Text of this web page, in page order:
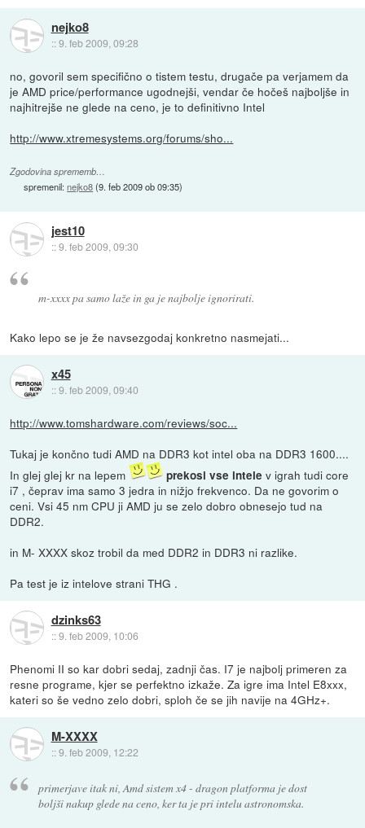
nejko8
::9. feb 2009, 09:28
no, govoril sem specifično o tistem testu, drugače pa verjamem da
je AMD price/performance ugodnejši, vendar če hočeš najboljše in
najhitrejše ne glede na ceno, je to definitivno Intel
http://www.xtremesystems.org/forums/sho...
Zgodovina sprememb…
spremenil:nejko8(9. feb 2009 ob 09:35)
jest10
::9. feb 2009, 09:30
m-xxxx pa samo laže in ga je najbolje ignorirati.
Kako lepo se je že navsezgodaj konkretno nasmejati...
x45
::9. feb 2009, 09:40
http://www.tomshardware.com/reviews/soc...
Tukaj je končno tudi AMD na DDR3 kot intel oba na DDR3 1600....
In glej glej kr na lepem
prekosi vse intelev igrah tudi core
i7 , čeprav ima samo 3 jedra in nižjo frekvenco. Da ne govorim o
ceni. Vsi 45 nm CPU ji AMD ju se zelo dobro obnesejo tud na
DDR2.
in M- XXXX skoz trobil da med DDR2 in DDR3 ni razlike.
Pa test je iz intelove strani THG .
dzinks63
::9. feb 2009, 10:06
Phenomi II so kar dobri sedaj, zadnji čas. I7 je najbolj primeren za
resne programe, kjer se perfektno izkaže. Za igre ima Intel E8xxx,
kateri so še vedno zelo dobri, sploh če se jih navije na 4GHz+.
M-XXXX
::9. feb 2009, 12:22
primerjave itak ni, Amd sistem x4 - dragon platforma je dost
boljši nakup glede na ceno, ker ta je pri intelu astronomska.